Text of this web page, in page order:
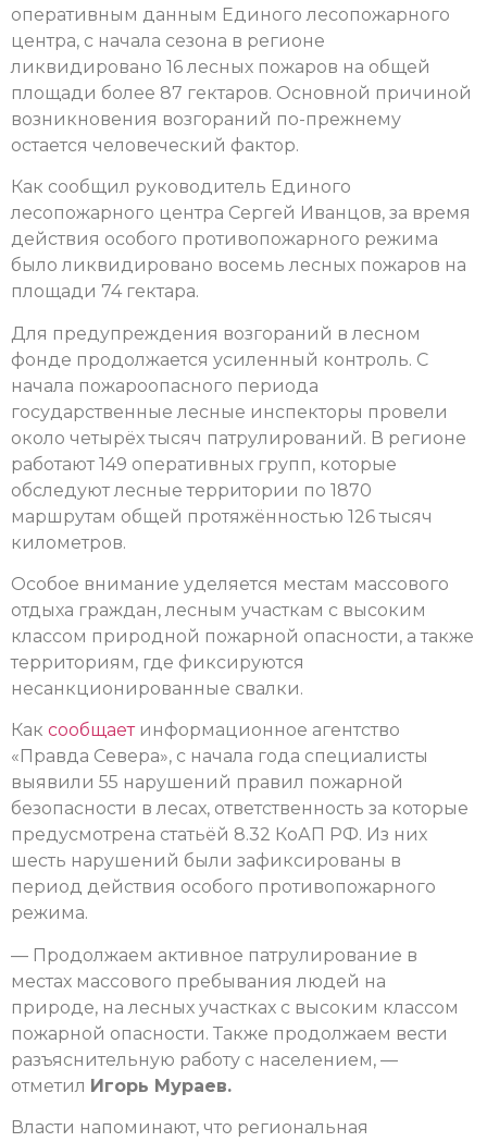
оперативным данным Единого лесопожарного
центра, с начала сезона в регионе
ликвидировано 16 лесных пожаров на общей
площади более 87 гектаров. Основной причиной
возникновения возгораний по-прежнему
остается человеческий фактор.
Как сообщил руководитель Единого
лесопожарного центра Сергей Иванцов, за время
действия особого противопожарного режима
было ликвидировано восемь лесных пожаров на
площади 74 гектара.
Для предупреждения возгораний в лесном
фонде продолжается усиленный контроль. С
начала пожароопасного периода
государственные лесные инспекторы провели
около четырёх тысяч патрулирований. В регионе
работают 149 оперативных групп, которые
обследуют лесные территории по 1870
маршрутам общей протяжённостью 126 тысяч
километров.
Особое внимание уделяется местам массового
отдыха граждан, лесным участкам с высоким
классом природной пожарной опасности, а также
территориям, где фиксируются
несанкционированные свалки.
Как сообщаетинформационное агентство
«Правда Севера», с начала года специалисты
выявили 55 нарушений правил пожарной
безопасности в лесах, ответственность за которые
предусмотрена статьёй 8.32 КоАП РФ. Из них
шесть нарушений были зафиксированы в
период действия особого противопожарного
режима.
— Продолжаем активное патрулирование в
местах массового пребывания людей на
природе, на лесных участках с высоким классом
пожарной опасности. Также продолжаем вести
разъяснительную работу с населением, —
отметил Игорь Мураев.
Власти напоминают, что региональная